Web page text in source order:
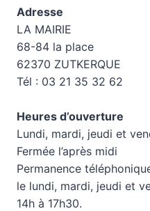
Adresse
LA MAIRIE
68-84 la place
62370 ZUTKERQUE
Tél : 03 21 35 32 62
Heures d’ouverture
Lundi, mardi, jeudi et
Fermée l’après midi
Permanence
le lundi, mardi, jeudi et
14h à 17h30.